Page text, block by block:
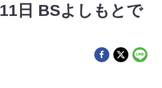
日 BSよしもとで